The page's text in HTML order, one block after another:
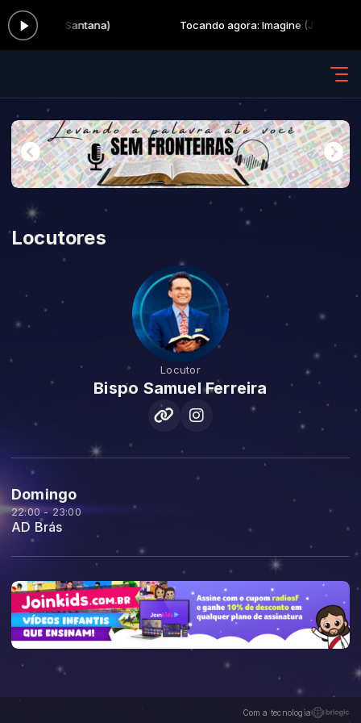
(Jay Santana) Tocando agora: Imagine (Jay
Locutores
Locutor
Bispo Samuel Ferreira
Domingo
22:00 - 23:00
AD Brás
Com a tecnologia